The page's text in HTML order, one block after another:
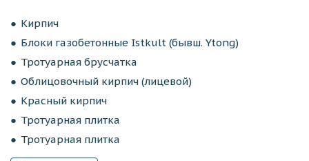
Кирпич
Блоки газобетонные Istkult (бывш. Ytong)
Тротуарная брусчатка
Облицовочный кирпич (лицевой)
Красный кирпич
Тротуарная плитка
Тротуарная плитка